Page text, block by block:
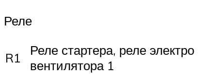
Реле
R1
Реле стартера, реле электро
вентилятора 1